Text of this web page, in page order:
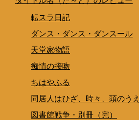
転スラ日記
ダンス・ダンス・ダンスール
天堂家物語
痴情の接吻
ちはやふる
同居人はひざ、時々、頭のうえ
図書館戦争・別冊（完）